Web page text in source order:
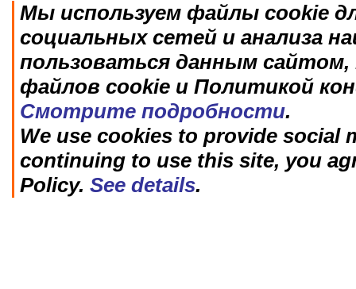
Мы используем файлы cookie
социальных сетей и анализа
пользоваться данным
файлов cookie и Политикой
Смотрите подробности.
We use cookies to provide social
continuing to use this site, you
Policy. See details.